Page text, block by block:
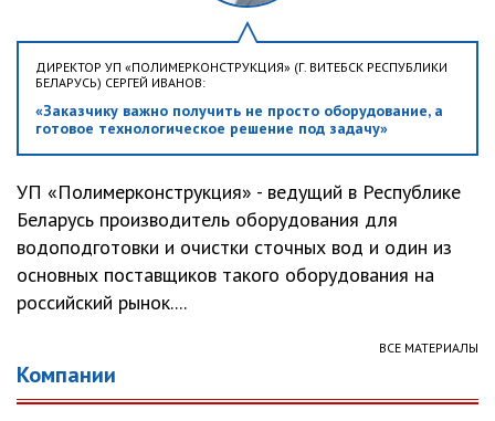
ДИРЕКТОР УП «ПОЛИМЕРКОНСТРУКЦИЯ» (Г. ВИТЕБСК РЕСПУБЛИКИ
БЕЛАРУСЬ) СЕРГЕЙ ИВАНОВ:
«Заказчику важно получить не просто оборудование, а
готовое технологическое решение под задачу»
УП «Полимерконструкция» - ведущий в Республике
Беларусь производитель оборудования для
водоподготовки и очистки сточных вод и один из
основных поставщиков такого оборудования на
российский рынок....
ВСЕ МАТЕРИАЛЫ
Компании